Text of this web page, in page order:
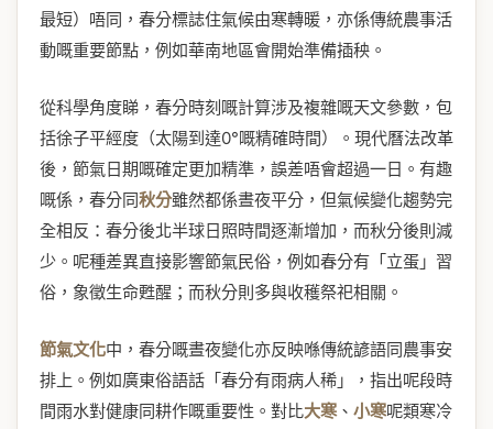
最短）唔同，春分標誌住氣候由寒轉暖，亦係傳統農事活
動嘅重要節點，例如華南地區會開始準備插秧。
從科學角度睇，春分時刻嘅計算涉及複雜嘅天文參數，包
括徐子平經度（太陽到達0°嘅精確時間）。現代曆法改革
後，節氣日期嘅確定更加精準，誤差唔會超過一日。有趣
嘅係，春分同秋分雖然都係晝夜平分，但氣候變化趨勢完
全相反：春分後北半球日照時間逐漸增加，而秋分後則減
少。呢種差異直接影響節氣民俗，例如春分有「立蛋」習
俗，象徵生命甦醒；而秋分則多與收穫祭祀相關。
節氣文化中，春分嘅晝夜變化亦反映喺傳統諺語同農事安
排上。例如廣東俗語話「春分有雨病人稀」，指出呢段時
間雨水對健康同耕作嘅重要性。對比大寒、 小寒呢類寒冷